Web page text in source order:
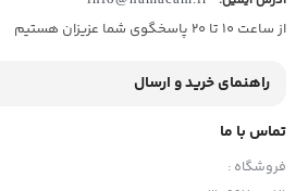
از ساعت 10 تا 20 پاسخگوی شما عزیزان هستیم
راهنمای خرید و ارسال
تماس با ما
فروشگاه :